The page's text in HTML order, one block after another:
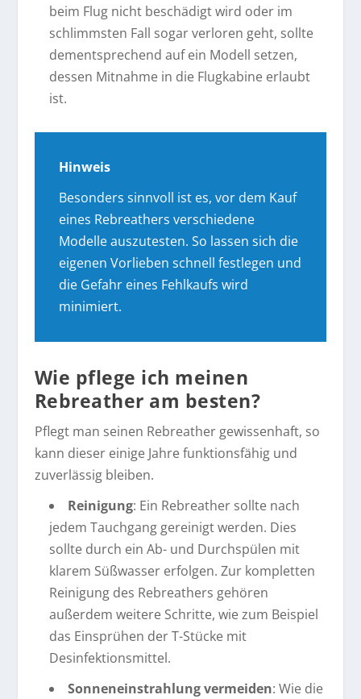
beim Flug nicht beschädigt wird oder im
schlimmsten Fall sogar verloren geht, sollte
dementsprechend auf ein Modell setzen,
dessen Mitnahme in die Flugkabine erlaubt
ist.
Hinweis
Besonders sinnvoll ist es, vor dem Kauf
eines Rebreathers verschiedene
Modelle auszutesten. So lassen sich die
eigenen Vorlieben schnell festlegen und
die Gefahr eines Fehlkaufs wird
minimiert.
Wie pflege ich meinen
Rebreather am besten?
Pflegt man seinen Rebreather gewissenhaft, so
kann dieser einige Jahre funktionsfähig und
zuverlässig bleiben.
Reinigung: Ein Rebreather sollte nach
jedem Tauchgang gereinigt werden. Dies
sollte durch ein Ab- und Durchspülen mit
klarem Süßwasser erfolgen. Zur kompletten
Reinigung des Rebreathers gehören
außerdem weitere Schritte, wie zum Beispiel
das Einsprühen der T-Stücke mit
Desinfektionsmittel.
Sonneneinstrahlung vermeiden: Wie die